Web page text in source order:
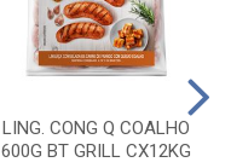
LING. CONG Q COALHO
600G BT GRILL CX12KG